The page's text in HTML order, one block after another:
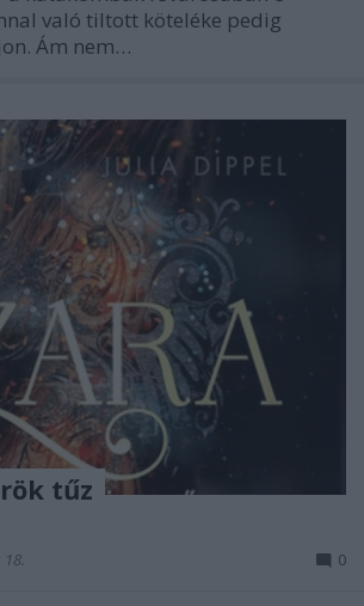
való tiltott köteléke pedig
Ám nem…
tűz
0